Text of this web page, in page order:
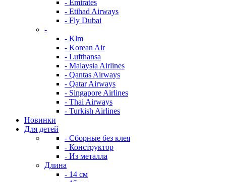
- Emirates
- Etihad Airways
- Fly Dubai
-
- Klm
- Korean Air
- Lufthansa
- Malaysia Airlines
- Qantas Airways
- Qatar Airways
- Singapore Airlines
- Thai Airways
- Turkish Airlines
Новинки
Для детей
- Сборные без клея
- Конструктор
- Из металла
Длина
- 14 см